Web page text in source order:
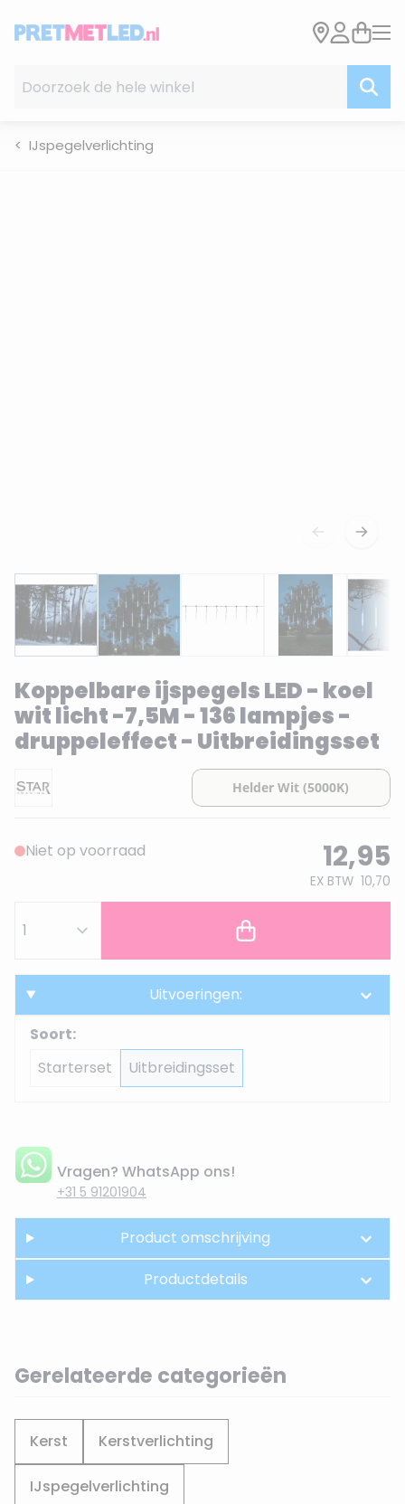
IJspegelverlichting
Koppelbare ijspegels LED - koel
wit licht -7,5M - 136 lampjes -
druppeleffect - Uitbreidingsset
Niet op voorraad 12,95
EX BTW 10,70
Uitvoeringen:
Soort:
Starterset
Uitbreidingsset
Vragen? WhatsApp ons!
+31 5 91201904
Product omschrijving
Productdetails
Gerelateerde categorieën
Kerst Kerstverlichting
IJspegelverlichting